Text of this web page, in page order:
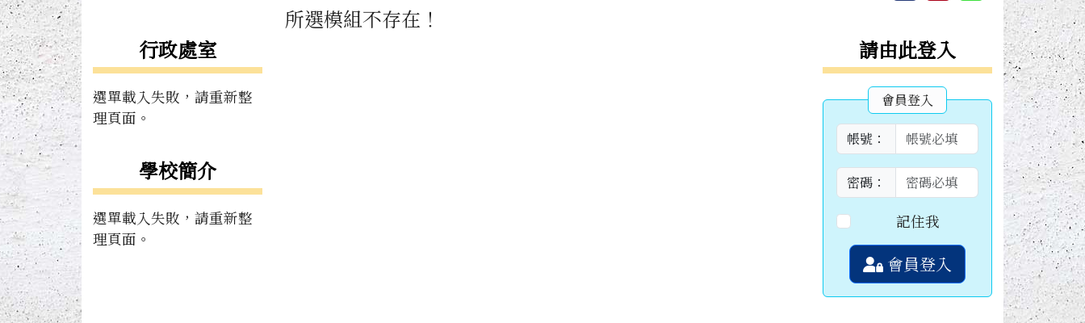
左邊區域內容
行政處室
選單載入失敗，請重新整
理頁面。
學校簡介
選單載入失敗，請重新整
理頁面。
主內容區域
所選模組不存在！
右邊區域內容
請由此登入
會員登入
帳號：
密碼：
記住我
會員登入
頁尾區域